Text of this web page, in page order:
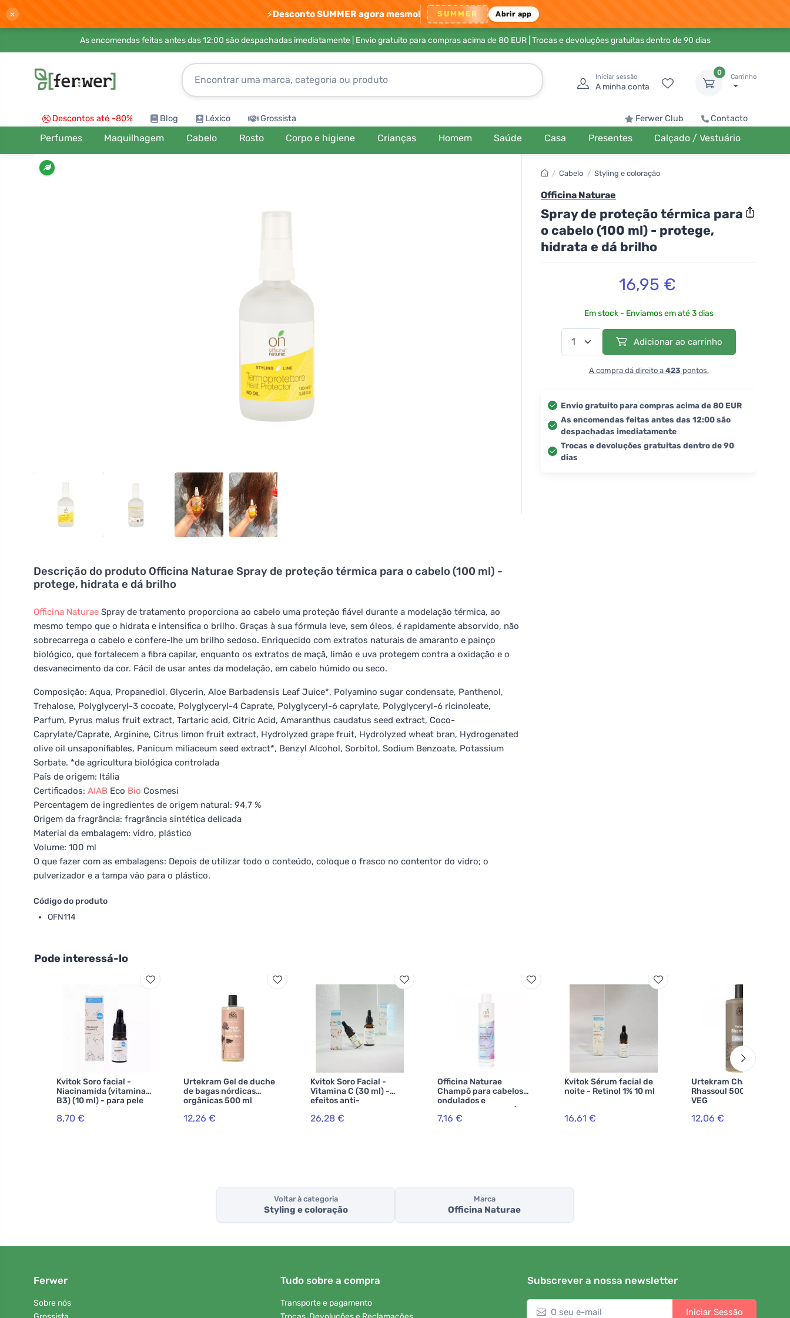
× ⚡Desconto SUMMER agora mesmo! SUMMER Abrir app
As encomendas feitas antes das 12:00 são despachadas imediatamente | Envio gratuito para compras acima de 80 EUR| Trocas e devoluções gratuitas dentro de 90 dias
Iniciar sessão
A minha conta
0
Carrinho
Descontos até -80% Blog Léxico Grossista Ferwer Club Contacto
Perfumes Maquilhagem Cabelo Rosto Corpo e higiene Crianças Homem Saúde Casa Presentes Calçado / Vestuário
Descrição do produto Officina Naturae Spray de proteção térmica para o cabelo (100 ml) -
protege, hidrata e dá brilho
Officina Naturae Spray de tratamento proporciona ao cabelo uma proteção fiável durante a modelação térmica, ao
mesmo tempo que o hidrata e intensifica o brilho. Graças à sua fórmula leve, sem óleos, é rapidamente absorvido, não
sobrecarrega o cabelo e confere-lhe um brilho sedoso. Enriquecido com extratos naturais de amaranto e painço
biológico, que fortalecem a fibra capilar, enquanto os extratos de maçã, limão e uva protegem contra a oxidação e o
desvanecimento da cor. Fácil de usar antes da modelação, em cabelo húmido ou seco.
Composição: Aqua, Propanediol, Glycerin, Aloe Barbadensis Leaf Juice*, Polyamino sugar condensate, Panthenol,
Trehalose, Polyglyceryl-3 cocoate, Polyglyceryl-4 Caprate, Polyglyceryl-6 caprylate, Polyglyceryl-6 ricinoleate,
Parfum, Pyrus malus fruit extract, Tartaric acid, Citric Acid, Amaranthus caudatus seed extract, Coco-
Caprylate/Caprate, Arginine, Citrus limon fruit extract, Hydrolyzed grape fruit, Hydrolyzed wheat bran, Hydrogenated
olive oil unsaponifiables, Panicum miliaceum seed extract*, Benzyl Alcohol, Sorbitol, Sodium Benzoate, Potassium
Sorbate. *de agricultura biológica controlada
País de origem: Itália
Certificados: AIAB Eco Bio Cosmesi
Percentagem de ingredientes de origem natural: 94,7 %
Origem da fragrância: fragrância sintética delicada
Material da embalagem: vidro, plástico
Volume: 100 ml
O que fazer com as embalagens: Depois de utilizar todo o conteúdo, coloque o frasco no contentor do vidro; o
pulverizador e a tampa vão para o plástico.
Código do produto
OFN114
/ Cabelo / Styling e coloração
Officina Naturae
Spray de proteção térmica para
o cabelo (100 ml) - protege,
hidrata e dá brilho
16,95 €
Em stock - Enviamos em até 3 dias
Adicionar ao carrinho
A compra dá direito a 423 pontos.
Envio gratuito para compras acima de 80 EUR
As encomendas feitas antes das 12:00 são
despachadas imediatamente
Trocas e devoluções gratuitas dentro de 90
dias
Pode interessá-lo
Kvitok Soro facial -
Niacinamida (vitamina
B3) (10 ml) - para pele
com tendência para a
acne, sensível e madura
8,70 €
Urtekram Gel de duche
de bagas nórdicas
orgânicas 500 ml
12,26 €
Kvitok Soro Facial -
Vitamina C (30 ml) -
efeitos anti-
envelhecimento
26,28 €
Officina Naturae
Champô para cabelos
ondulados e
encaracolados BIO (200
ml)
7,16 €
Kvitok Sérum facial de
noite - Retinol 1% 10 ml
16,61 €
Urtekram Champô
Rhassoul 500ml BIO,
VEG
12,06 €
Voltar à categoria
Styling e coloração
Marca
Officina Naturae
Ferwer
Sobre nós
Tudo sobre a compra
Transporte e pagamento
Subscrever a nossa newsletter
Iniciar Sessão